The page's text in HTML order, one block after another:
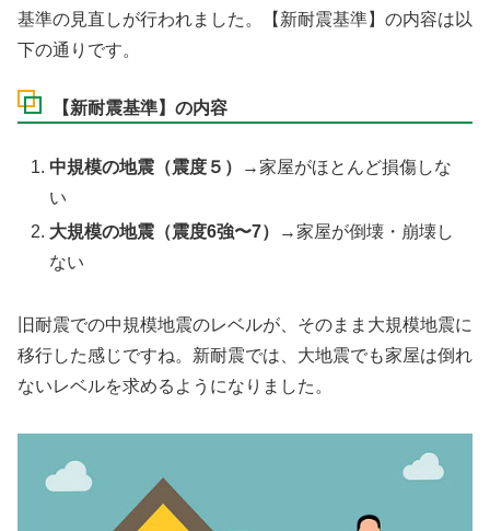
基準の見直しが行われました。【新耐震基準】の内容は以
下の通りです。
【新耐震基準】の内容
中規模の地震（震度５）
→家屋がほとんど損傷しな
い
大規模の地震（震度6強〜7）
→家屋が倒壊・崩壊し
ない
旧耐震での中規模地震のレベルが、そのまま大規模地震に
移行した感じですね。新耐震では、大地震でも家屋は倒れ
ないレベルを求めるようになりました。